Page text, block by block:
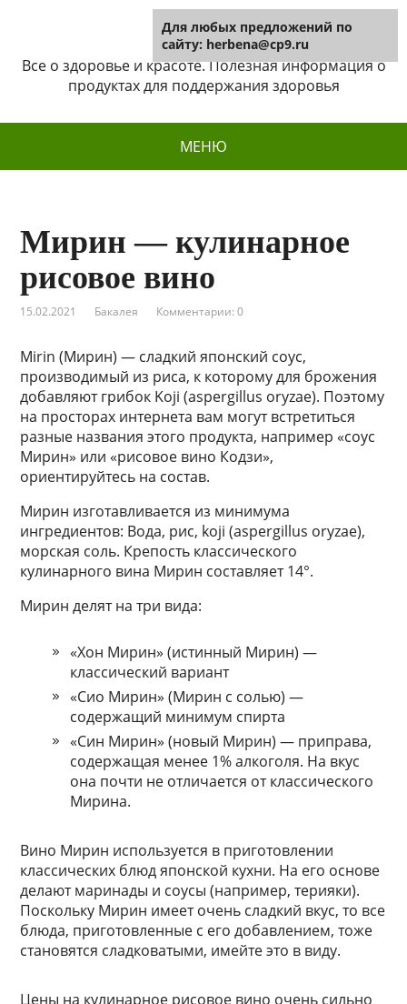
Herbena
Все о здоровье и красоте. Полезная информация о
продуктах для поддержания здоровья
МЕНЮ
Мирин — кулинарное
рисовое вино
15.02.2021 Бакалея Комментарии: 0
Mirin (Мирин) — сладкий японский соус,
производимый из риса, к которому для брожения
добавляют грибок Koji (aspergillus oryzae). Поэтому
на просторах интернета вам могут встретиться
разные названия этого продукта, например «соус
Мирин» или «рисовое вино Кодзи»,
ориентируйтесь на состав.
Мирин изготавливается из минимума
ингредиентов: Вода, рис, koji (aspergillus oryzae),
морская соль. Крепость классического
кулинарного вина Мирин составляет 14°.
Мирин делят на три вида:
«Хон Мирин» (истинный Мирин) —
классический вариант
«Сио Мирин» (Мирин с солью) —
содержащий минимум спирта
«Син Мирин» (новый Мирин) — приправа,
содержащая менее 1% алкоголя. На вкус
она почти не отличается от классического
Мирина.
Вино Мирин используется в приготовлении
классических блюд японской кухни. На его основе
делают маринады и соусы (например, терияки).
Поскольку Мирин имеет очень сладкий вкус, то все
блюда, приготовленные с его добавлением, тоже
становятся сладковатыми, имейте это в виду.
Цены на кулинарное рисовое вино очень сильно
Для любых предложений по
сайту: herbena@cp9.ru